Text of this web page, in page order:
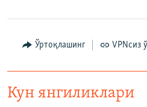
Ўртоқлашинг VPNсиз
Кун янгиликлари